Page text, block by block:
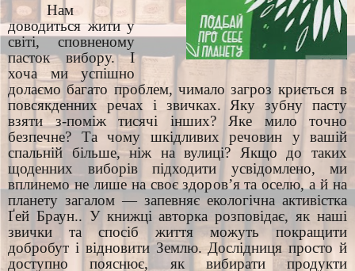
Нам
доводиться жити у
світі, сповненому
пасток вибору. І
хоча ми успішно
долаємо багато проблем, чимало загроз криється в
повсякденних речах і звичках. Яку зубну пасту
взяти з-поміж тисячі інших? Яке мило точно
безпечне? Та чому шкідливих речовин у вашій
спальній більше, ніж на вулиці? Якщо до таких
щоденних виборів підходити усвідомлено, ми
вплинемо не лише на своє здоров’я та оселю, а й на
планету загалом — запевняє екологічна активістка
Ґей Браун.. У книжці авторка розповідає, як наші
звички та спосіб життя можуть покращити
добробут і відновити Землю. Дослідниця просто й
доступно пояснює, як вибирати продукти